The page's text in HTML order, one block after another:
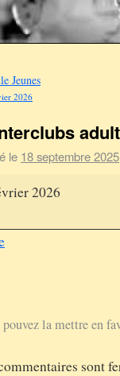
Jeunes
2026
le 18 septembre 2025
2026
la mettre en
sont